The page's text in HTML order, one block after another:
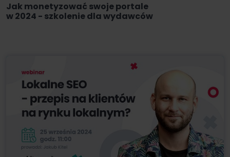
Jak monetyzować swoje portale
w 2024 - szkolenie dla wydawców